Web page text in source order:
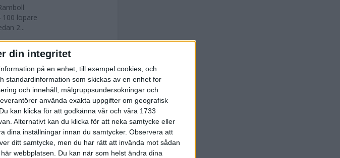
din integritet
på en enhet, till exempel cookies, och
standardinformation som skickas av en enhet for
och innehåll, målgruppsundersokningar och
använda exakta uppgifter om geografisk
kan klicka för att godkänna vår och våra 1733
Alternativt kan du klicka för att neka samtycke eller
dina inställningar innan du samtycker. Observera att
ditt samtycke, men du har rätt att invända mot sådan
webbplatsen. Du kan när som helst ändra dina
löpare
2...
Ramboll
eliten riktigt